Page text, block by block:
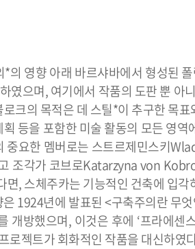
의 영향 아래 바르샤바에서 형성된
였으며, 여기에서 작품의 도판 뿐 아
크의 목적은 데 스틸*이 추구한 목
등을 포함한 미술 활동의 모든 영
중요한 멤버로는 스트르제민스키
조각가 코브로Katarzyna von
면, 스체주카는 기능적인 건축에 입
1924년에 발표된 <구축주의란 무
개방했으며, 이것은 후에 ‘프라에
로젝트가 회화적인 작품을 대신하였